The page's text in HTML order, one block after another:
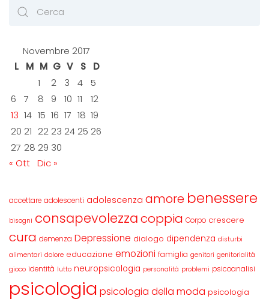
Novembre 2017
L
M M G V S
D
1
2 3 4
5
6
7 8 9 10 11
12
13 14 15 16 17 18 19
20 21 22 23 24 25 26
27 28 29 30
« Ott Dic »
accettare adolescenti adolescenza amore benessere
bisogni consapevolezzacoppia Corpo crescere
cura demenza Depressione dialogo dipendenza disturbi
alimentari dolore educazione emozioni famiglia genitori genitorialità
gioco identità lutto neuropsicologia personalità problemi psicoanalisi
psicologia psicologia della moda psicologia